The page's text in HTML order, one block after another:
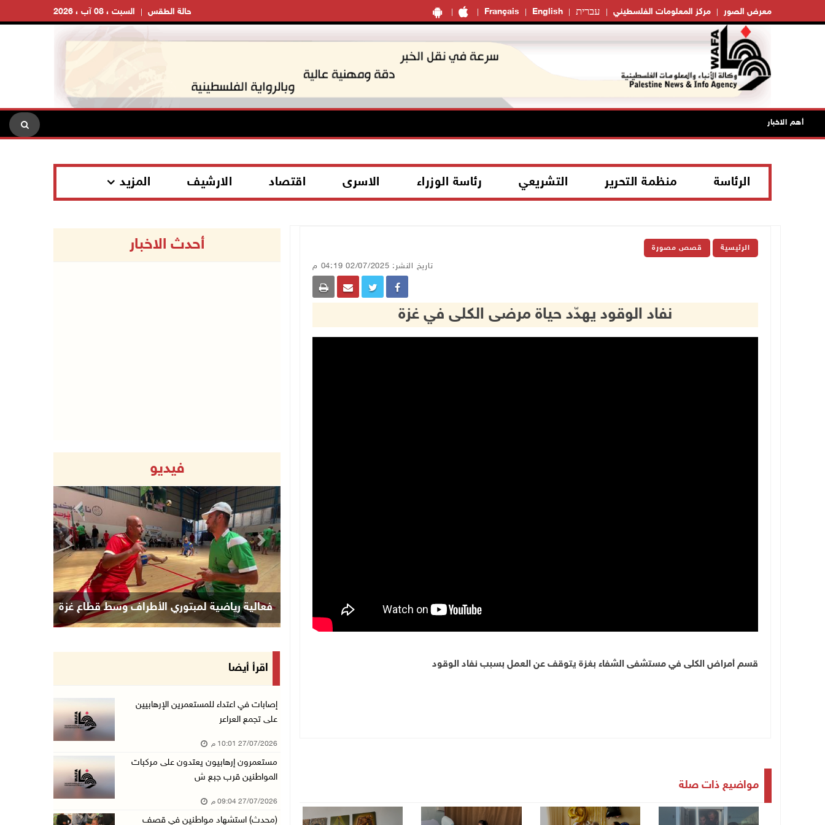
Français English עברית مركز المعلومات الفلسطيني معرض الصور السبت ، 08 آب ، 2026 حالة الطقس
أهم الاخبار
الرئاسة منظمة التحرير التشريعي رئاسة الوزراء الاسرى اقتصاد الارشيف المزيد
الرئيسية قصص مصورة
تاريخ النشر: 02/07/2025 04:19 م
نفاد الوقود يهدّد حياة مرضى الكلى في غزة
قسم أمراض الكلى في مستشفى الشفاء بغزة يتوقف عن العمل بسبب نفاد الوقود
مواضيع ذات صلة
أحدث الاخبار
فيديو
فعالية رياضية لمبتوري الأطراف وسط قطاع غزة
Previous Next
اقرأ أيضا
إصابات في اعتداء للمستعمرين الإرهابيين
على تجمع العراعر
27/07/2026 10:01 م
مستعمرون إرهابيون يعتدون على مركبات
المواطنين قرب جبع ش
27/07/2026 09:04 م
(محدث) استشهاد مواطنين في قصف